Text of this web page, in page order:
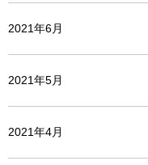
2021年6月
2021年5月
2021年4月